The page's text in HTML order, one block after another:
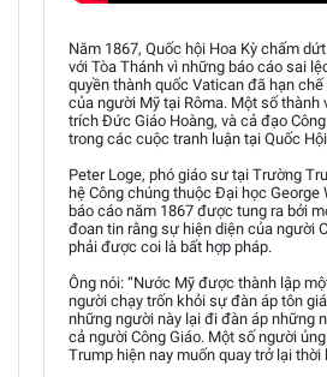
Năm 1867, Quốc hội Hoa Kỳ chấm
với Tòa Thánh vì những báo cáo sai
quyền thành quốc Vatican đã hạn
của người Mỹ tại Rôma. Một số thành
trích Đức Giáo Hoàng, và cả đạo
trong các cuộc tranh luận tại Quốc
Peter Loge, phó giáo sư tại Trường
hệ Công chúng thuộc Đại học
báo cáo năm 1867 được tung ra bởi
đoan tin rằng sự hiện diện của người
phải được coi là bất hợp pháp.
Ông nói: “Nước Mỹ được thành lập
người chạy trốn khỏi sự đàn áp tôn
những người này lại đi đàn áp những
cả người Công Giáo. Một số người
Trump hiện nay muốn quay trở lại thời